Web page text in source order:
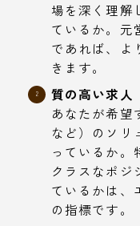
場を深く理解
ているか。元
であれば、よ
きます。
質の高い求人
あなたが希望
など）のソリ
っているか。
クラスなポジ
ているかは、
の指標です。